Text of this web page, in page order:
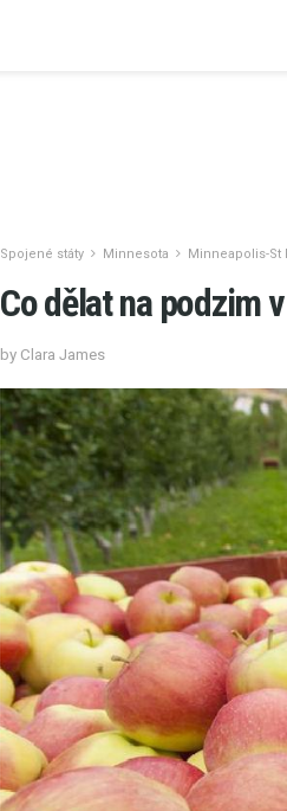
Spojené státy Minnesota Minneapolis-St
Co dělat na podzim
by Clara James